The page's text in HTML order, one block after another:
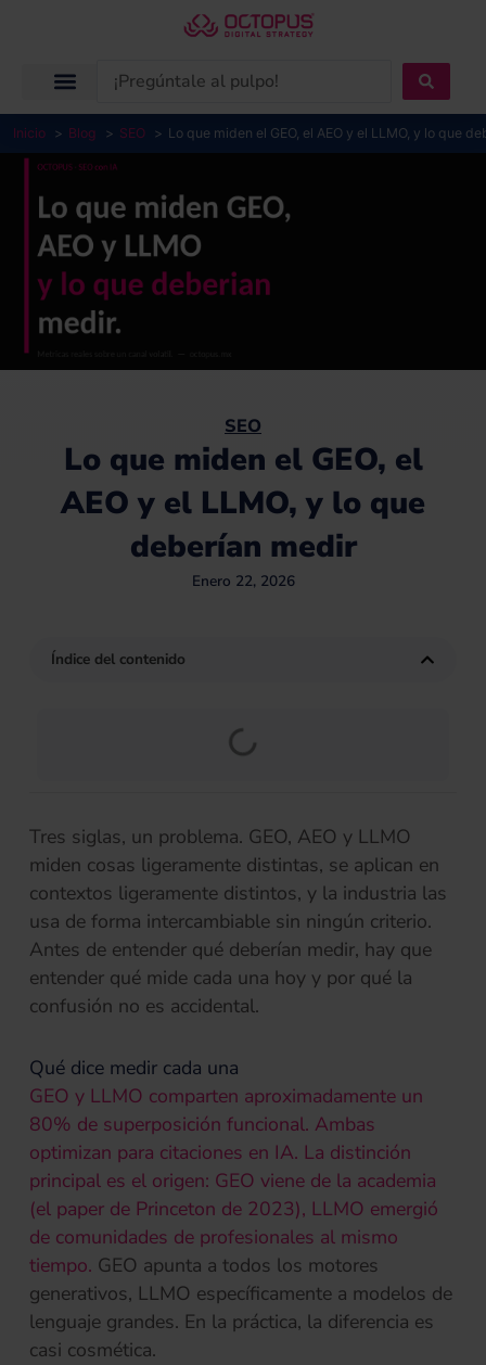
Search
Inicio Blog SEO Lo que miden el GEO, el AEO y el LLMO, y lo que
SEO
Lo que miden el GEO, el
AEO y el LLMO, y lo que
deberían medir
Enero 22, 2026
Índice del contenido
Tres siglas, un problema. GEO, AEO y LLMO
miden cosas ligeramente distintas, se aplican en
contextos ligeramente distintos, y la industria las
usa de forma intercambiable sin ningún criterio.
Antes de entender qué deberían medir, hay que
entender qué mide cada una hoy y por qué la
confusión no es accidental.
Qué dice medir cada una
GEO y LLMO comparten aproximadamente un
80% de superposición funcional. Ambas
optimizan para citaciones en IA. La distinción
principal es el origen: GEO viene de la academia
(el paper de Princeton de 2023), LLMO emergió
de comunidades de profesionales al mismo
tiempo. GEO apunta a todos los motores
generativos, LLMO específicamente a modelos de
lenguaje grandes. En la práctica, la diferencia es
casi cosmética.